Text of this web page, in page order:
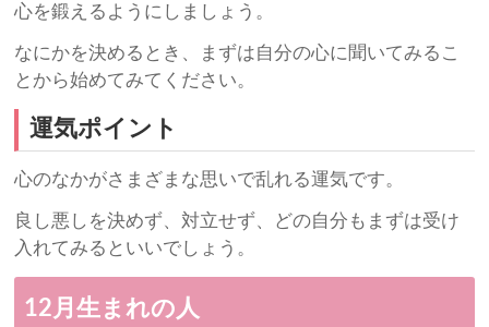
心を鍛えるようにしましょう。
なにかを決めるとき、まずは自分の心に聞いてみるこ
とから始めてみてください。
運気ポイント
心のなかがさまざまな思いで乱れる運気です。
良し悪しを決めず、対立せず、どの自分もまずは受け
入れてみるといいでしょう。
12月生まれの人